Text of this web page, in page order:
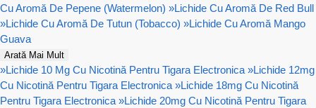
Cu Aromă De Pepene (Watermelon) »Lichide Cu Aromă De Red Bull
»Lichide Cu Aromă De Tutun (Tobacco) »Lichide Cu Aromă Mango
Guava
Arată Mai Mult
»Lichide 10 Mg Cu Nicotină Pentru Tigara Electronica »Lichide 12mg
Cu Nicotină Pentru Tigara Electronica »Lichide 18mg Cu Nicotină
Pentru Tigara Electronica »Lichide 20mg Cu Nicotină Pentru Tigara